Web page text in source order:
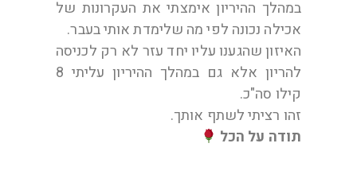
במהלך ההיריון אימצתי את העקרונות של
אכילה נכונה לפי מה שלימדת אותי בעבר.
האיזון שהגענו עליו יחד עזר לא רק לכניסה
להריון אלא גם במהלך ההיריון עליתי 8
קילו סה"כ.
זהו רציתי לשתף אותך.
תודה על הכל